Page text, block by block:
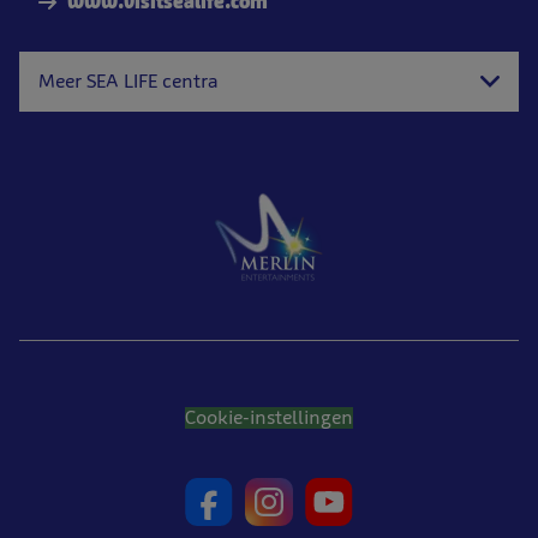
Meer SEA LIFE centra
Cookie-instellingen